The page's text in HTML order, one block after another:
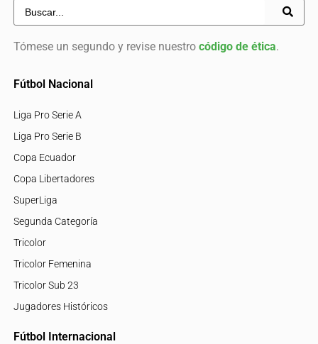
Tómese un segundo y revise nuestro código de ética.
Fútbol Nacional
Liga Pro Serie A
Liga Pro Serie B
Copa Ecuador
Copa Libertadores
SuperLiga
Segunda Categoría
Tricolor
Tricolor Femenina
Tricolor Sub 23
Jugadores Históricos
Fútbol Internacional